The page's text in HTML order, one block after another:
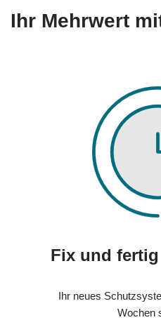
Ihr Mehrwert
Fix und
Ihr neues
Wochen